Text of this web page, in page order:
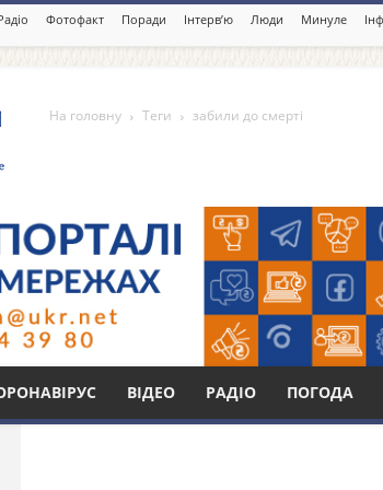
Фотофакт Поради Інтерв’ю Люди Минуле
ВІДЕО РАДІО ПОГОДА
На головну Теги забили до смерті